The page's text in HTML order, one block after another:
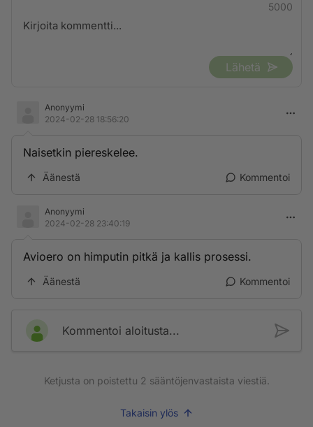
5000
Lähetä
Anonyymi
2024-02-28 18:56:20
Naisetkin piereskelee.
Äänestä Kommentoi
Anonyymi
2024-02-28 23:40:19
Avioero on himputin pitkä ja kallis prosessi.
Äänestä Kommentoi
Kommentoi aloitusta...
Ketjusta on poistettu 2 sääntöjenvastaista viestiä.
Takaisin ylös